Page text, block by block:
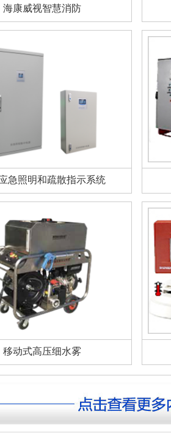
海康威视智慧消防
急照明和疏散指示系统
移动式高压细水雾